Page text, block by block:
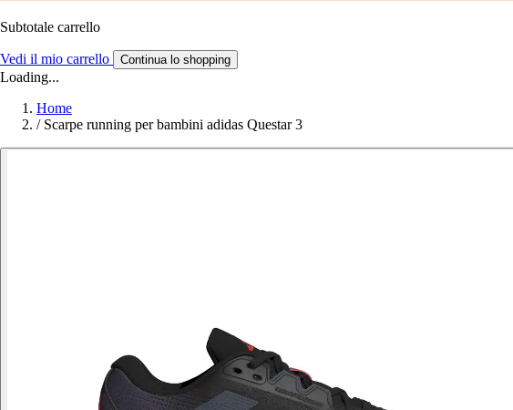
Subtotale carrello
Vedi il mio carrello Continua lo shopping
Loading...
Home
/ Scarpe running per bambini adidas Questar 3